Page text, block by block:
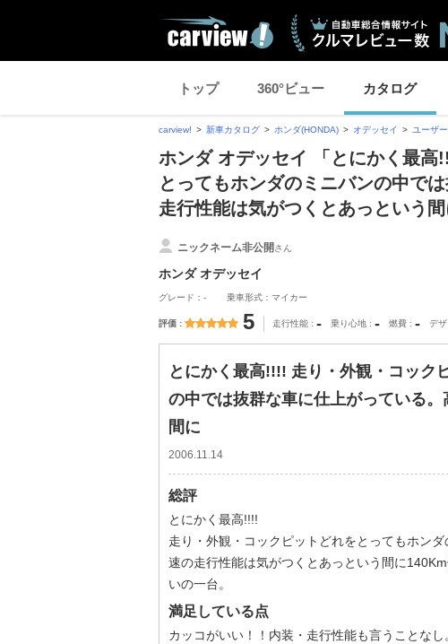
トップ 360°ビュー カタログ
carview! 新車カタログ ホンダ(HONDA) オデッセイ ユーザ
ホンダ オデッセイ 「とにかく最
とってもホンダのミニバンの中で
走行性能は気がつくとあっという
ニックネーム非公開さん
ホンダ オデッセイ
グレード：- 乗車形式：マイカー
評価 5 走行性能 - 乗り心地 - 燃費 - デ
とにかく最高!!!! 走り・外観・コック
の中では抜群な車に仕上がっている
間に
2006.11.14
総評
とにかく最高!!!!
走り・外観・コックピットどれをとってもホン
速の走行性能は気がつくとあっという間に
いの一台。
満足している点
カッコがいい！！内装・走行性能も言うことな